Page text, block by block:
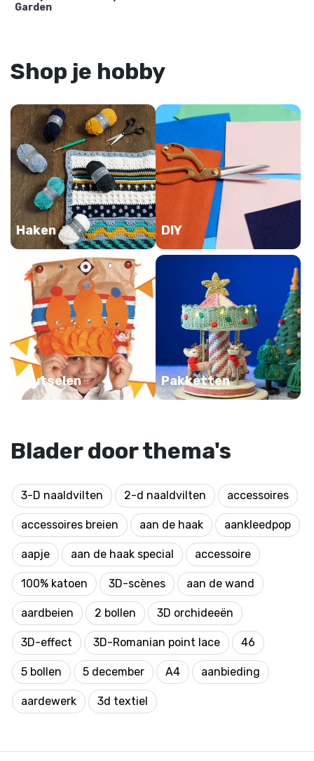
Garden
Shop je hobby
Haken DIY
Knutselen Pakketten
Blader door thema's
3-D naaldvilten 2-d naaldvilten accessoires
accessoires breien aan de haak aankleedpop
aapje aan de haak special accessoire
100% katoen 3D-scènes aan de wand
aardbeien 2 bollen 3D orchideeën
3D-effect 3D-Romanian point lace 46
5 bollen 5 december A4 aanbieding
aardewerk 3d textiel